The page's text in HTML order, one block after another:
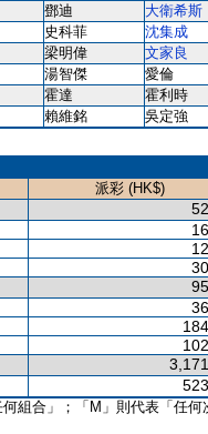
鄧迪 大衛希斯
史科菲 沈集成
梁明偉 文家良
湯智傑 愛倫
霍達 霍利時
賴維銘
吳定強
派彩 (HK$)
組合」；「M」則代表「任何